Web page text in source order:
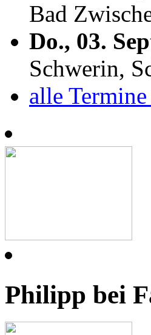
Bad
Do., 03.
Schwerin,
alle
Philipp bei